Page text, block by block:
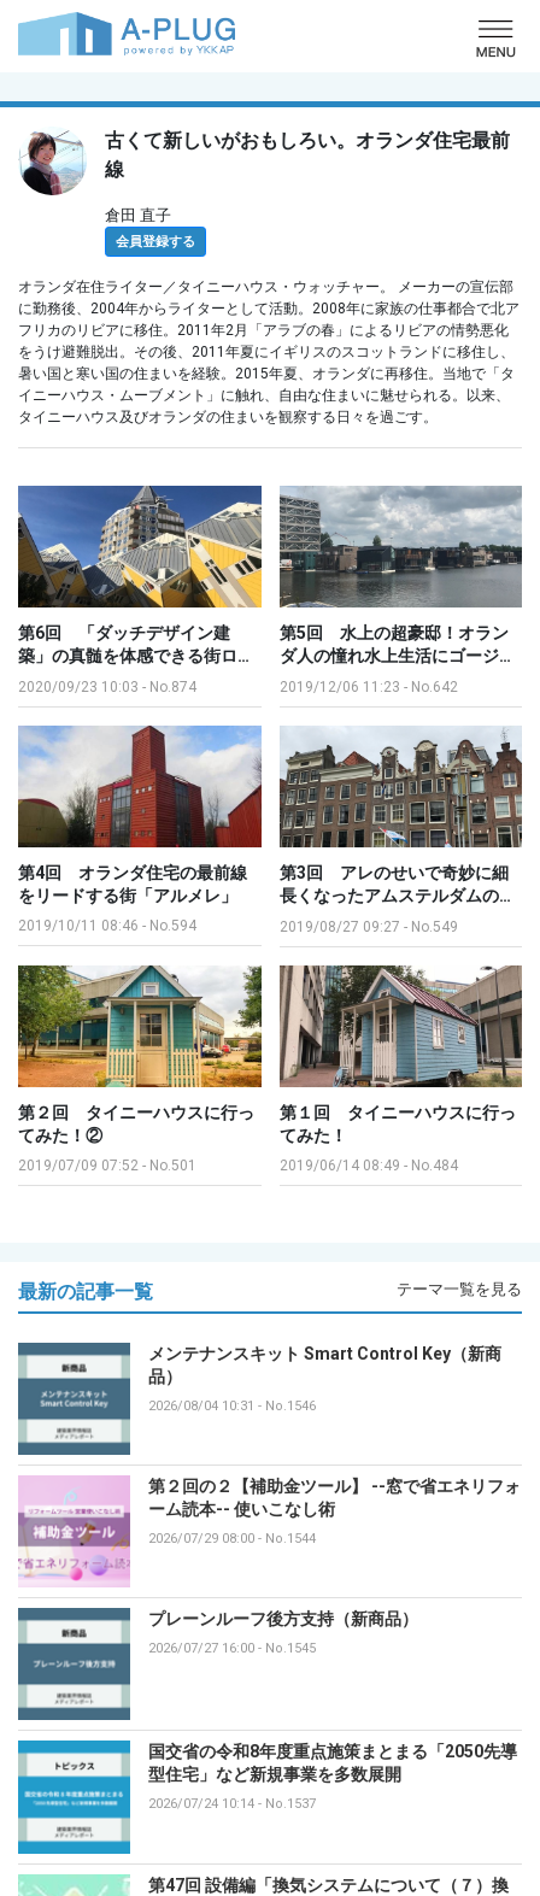
古くて新しいがおもしろい。オランダ住宅最前
線
倉田 直子
会員登録する
オランダ在住ライター／タイニーハウス・ウォッチャー。 メーカーの宣伝部
に勤務後、2004年からライターとして活動。2008年に家族の仕事都合で北ア
フリカのリビアに移住。2011年2月「アラブの春」によるリビアの情勢悪化
をうけ避難脱出。その後、2011年夏にイギリスのスコットランドに移住し、
暑い国と寒い国の住まいを経験。2015年夏、オランダに再移住。当地で「タ
イニーハウス・ムーブメント」に触れ、自由な住まいに魅せられる。以来、
タイニーハウス及びオランダの住まいを観察する日々を過ごす。
第6回 「ダッチデザイン建
築」の真髄を体感できる街ロ…
2020/09/23 10:03 - No.874
第5回 水上の超豪邸！オラン
ダ人の憧れ水上生活にゴージ…
2019/12/06 11:23 - No.642
第4回 オランダ住宅の最前線
をリードする街「アルメレ」
2019/10/11 08:46 - No.594
第3回 アレのせいで奇妙に細
長くなったアムステルダムの…
2019/08/27 09:27 - No.549
第２回 タイニーハウスに行っ
てみた！②
2019/07/09 07:52 - No.501
第１回 タイニーハウスに行っ
てみた！
2019/06/14 08:49 - No.484
最新の記事一覧 テーマ一覧を見る
メンテナンスキット Smart Control Key（新商
品）
2026/08/04 10:31 - No.1546
第２回の２【補助金ツール】 --窓で省エネリフォ
ーム読本-- 使いこなし術
2026/07/29 08:00 - No.1544
プレーンルーフ後方支持（新商品）
2026/07/27 16:00 - No.1545
国交省の令和8年度重点施策まとまる「2050先導
型住宅」など新規事業を多数展開
2026/07/24 10:14 - No.1537
第47回 設備編「換気システムについて（７）換